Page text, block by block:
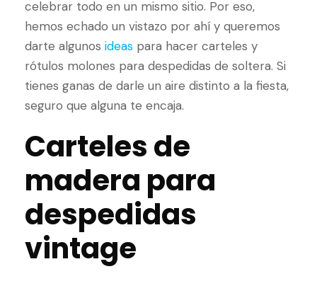
celebrar todo en un mismo sitio. Por eso,
hemos echado un vistazo por ahí y queremos
darte algunos ideas para hacer carteles y
rótulos molones para despedidas de soltera. Si
tienes ganas de darle un aire distinto a la fiesta,
seguro que alguna te encaja.
Carteles de
madera para
despedidas
vintage